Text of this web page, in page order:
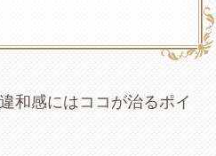
和感にはココが治るポイ